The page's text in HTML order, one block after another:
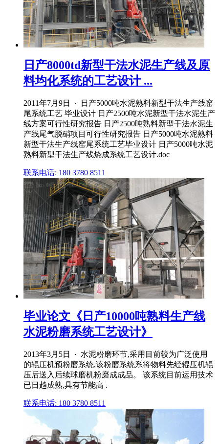
日产8000td新型干法水泥生产线及原
料均化系统的工艺设计 ...
2011年7月9日 · 日产5000吨水泥熟料新型干法生产线窑
尾系统工艺 毕业设计 日产2500吨水泥新型干法水泥生产
线方案可行性研究报告 日产2500吨熟料新型干法水泥生
产线尾气脱硝项目可行性研究报告 日产5000吨水泥熟料
新型干法生产线窑尾系统工艺毕业设计 日产5000吨水泥
熟料新型干法生产线烧成系统工艺设计.doc
联系电话: 180 3780 8511
毕业论文《日产10000吨熟料生产线
水泥粉磨系统工艺设计》
2013年3月5日 · 水泥粉磨环节,采用目前较为广泛使用
的辊压机预粉磨系统,该粉磨系统系将物料先经辊压机辊
压后送入后续球磨机粉磨成成品。 该系统目前运用技术
已日趋成熟,具有节能高 .
联系电话: 180 3780 8511